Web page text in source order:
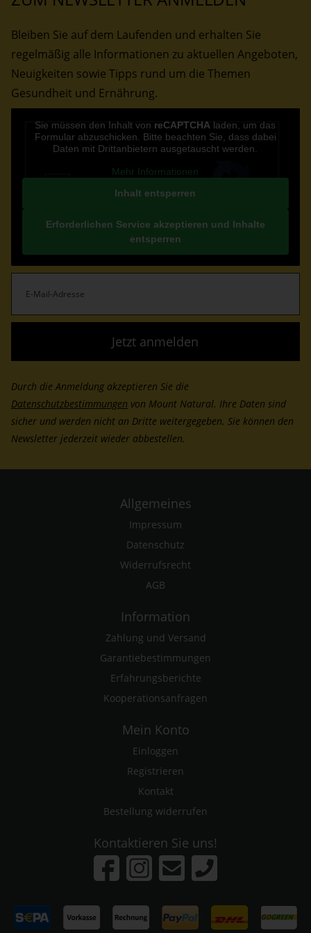
r
B
e
i
t
r
ä
Bleiben Sie auf dem Laufenden und erhalten Sie
regelmäßig alle Informationen zu aktuellen Angeboten,
Neuigkeiten sowie Tipps rund um die Themen
Gesundheit und Ernährung.
Sie müssen den Inhalt von reCAPTCHA laden, um das
Formular abzuschicken. Bitte beachten Sie, dass dabei
Daten mit Drittanbietern ausgetauscht werden.
Mehr Informationen
Inhalt entsperren
Erforderlichen Service akzeptieren und Inhalte
entsperren
Mail-
Adresse(erforderlich)
Durch die Anmeldung akzeptieren Sie die
Datenschutzbestimmungen von Mount Natural. Ihre Daten sind
sicher und werden nicht an Dritte weitergegeben. Sie können den
Newsletter jederzeit wieder abbestellen.
Allgemeines
Impressum
Datenschutz
Widerrufsrecht
AGB
Information
Zahlung und Versand
Garantiebestimmungen
Erfahrungsberichte
Kooperationsanfragen
Mein Konto
Einloggen
Registrieren
Kontakt
Bestellung widerrufen
Kontaktieren Sie uns!